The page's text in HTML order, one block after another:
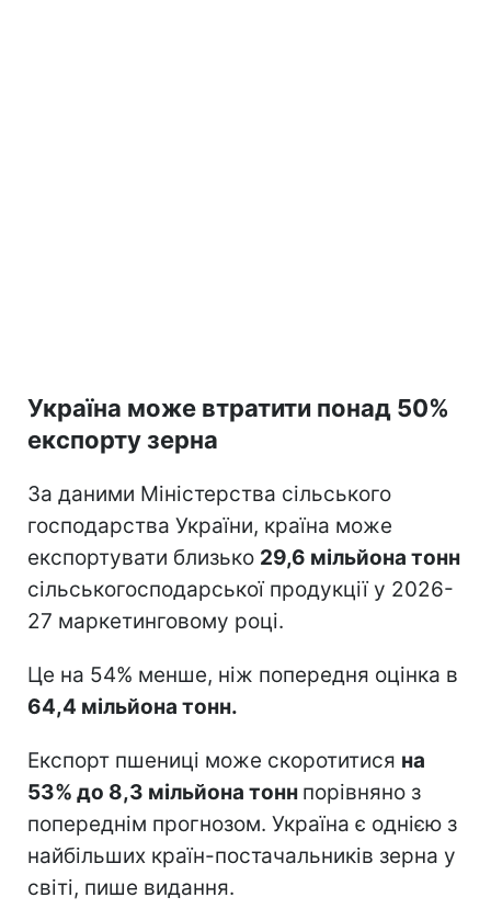
Україна може втратити понад 50%
експорту зерна
За даними Міністерства сільського
господарства України, країна може
експортувати близько 29,6 мільйона тонн
сільськогосподарської продукції у 2026-
27 маркетинговому році.
Це на 54% менше, ніж попередня оцінка в
64,4 мільйона тонн.
Експорт пшениці може скоротитися на
53% до 8,3 мільйона тонн порівняно з
попереднім прогнозом. Україна є однією з
найбільших країн-постачальників зерна у
світі, пише видання.